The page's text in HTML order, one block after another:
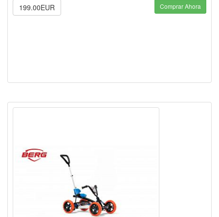
199.00EUR
Comprar Ahora